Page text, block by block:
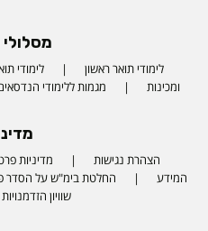
מסלולי
לימודי תואר ראשון לימודי
ומכינות
מגמות ללימודי
הצהרת נגישות מדיניות
המידע
החלטת בימ"ש על הסדר
שוויון